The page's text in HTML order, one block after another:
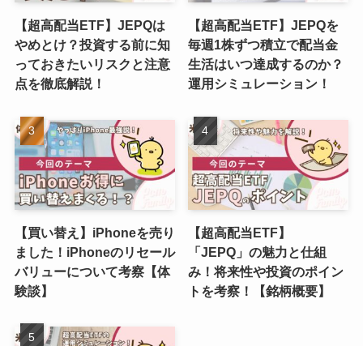
【超高配当ETF】JEPQは
やめとけ？投資する前に知
っておきたいリスクと注意
点を徹底解説！
【超高配当ETF】JEPQを
毎週1株ずつ積立で配当金
生活はいつ達成するのか？
運用シミュレーション！
【買い替え】iPhoneを売り
ました！iPhoneのリセール
バリューについて考察【体
験談】
【超高配当ETF】
「JEPQ」の魅力と仕組
み！将来性や投資のポイン
トを考察！【銘柄概要】